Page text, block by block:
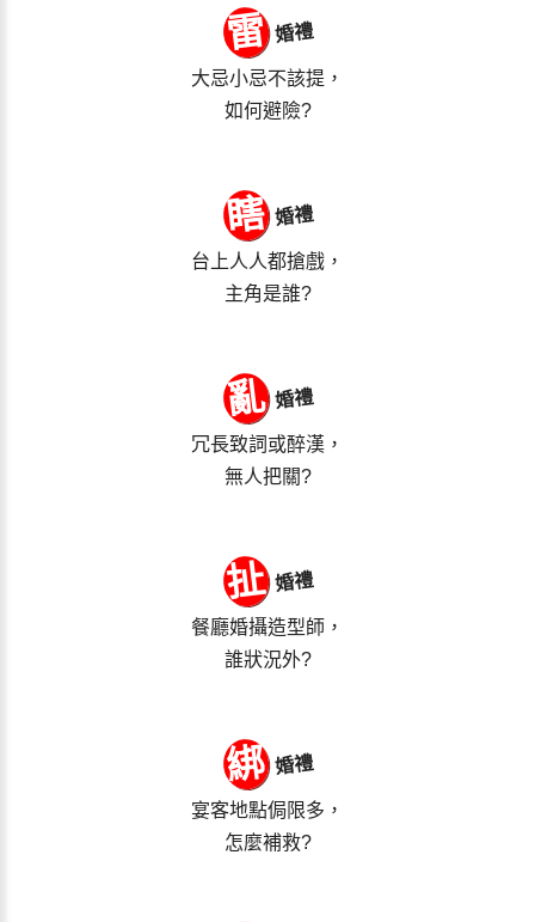
雷 婚禮
大忌小忌不該提，
如何避險?
瞎 婚禮
台上人人都搶戲，
主角是誰?
亂 婚禮
冗長致詞或醉漢，
無人把關?
扯 婚禮
餐廳婚攝造型師，
誰狀況外?
綁 婚禮
宴客地點侷限多，
怎麼補救?